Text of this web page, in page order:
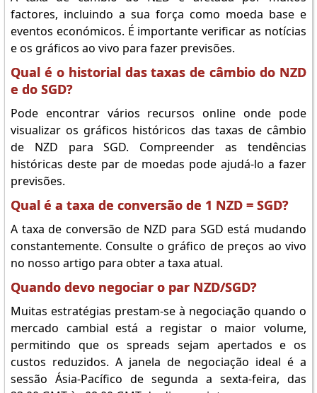
factores, incluindo a sua força como moeda base e
eventos económicos. É importante verificar as notícias
e os gráficos ao vivo para fazer previsões.
Qual é o historial das taxas de câmbio do NZD
e do SGD?
Pode encontrar vários recursos online onde pode
visualizar os gráficos históricos das taxas de câmbio
de NZD para SGD. Compreender as tendências
históricas deste par de moedas pode ajudá-lo a fazer
previsões.
Qual é a taxa de conversão de 1 NZD = SGD?
A taxa de conversão de NZD para SGD está mudando
constantemente. Consulte o gráfico de preços ao vivo
no nosso artigo para obter a taxa atual.
Quando devo negociar o par NZD/SGD?
Muitas estratégias prestam-se à negociação quando o
mercado cambial está a registar o maior volume,
permitindo que os spreads sejam apertados e os
custos reduzidos. A janela de negociação ideal é a
sessão Ásia-Pacífico de segunda a sexta-feira, das